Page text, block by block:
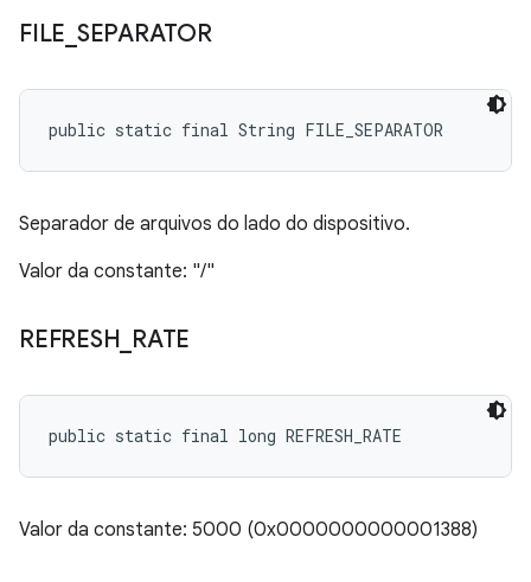
FILE SEPARATOR
public static final String FILE_SEPARATOR
Separador de arquivos do lado do dispositivo.
Valor da constante: "/"
REFRESH RATE
public static final long REFRESH_RATE
Valor da constante: 5000 (0x0000000000001388)